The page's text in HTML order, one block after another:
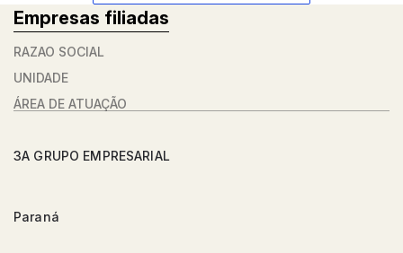
Empresas filiadas
RAZÃO SOCIAL
UNIDADE
ÁREA DE ATUAÇÃO
3A GRUPO EMPRESARIAL
Paraná